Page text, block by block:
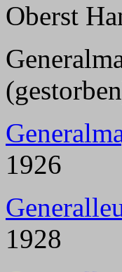
Oberst
1926
1928